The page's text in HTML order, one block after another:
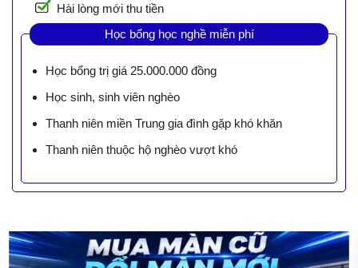
Hài lòng mới thu tiền
Học bổng học nghề miễn phí
Học bổng trị giá 25.000.000 đồng
Học sinh, sinh viên nghèo
Thanh niên miền Trung gia đình gặp khó khăn
Thanh niên thuộc hộ nghèo vượt khó